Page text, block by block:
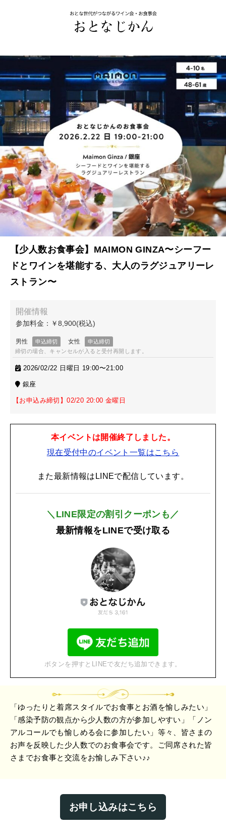
【少人数お食事会】MAIMON GINZA〜シーフー
ドとワインを堪能する、大人のラグジュアリーレ
ストラン〜
締切の場合、キャンセルが入ると受付再開します。
2026/02/22 日曜日 19:00〜21:00
銀座
【お申込み締切】02/20 20:00 金曜日
本イベントは開催終了しました。
現在受付中のイベント一覧はこちら
また最新情報はLINEで配信しています。
＼LINE限定の割引クーポンも／
最新情報をLINEで受け取る
ボタンを押すとLINEで友だち追加できます。
「ゆったりと着席スタイルでお食事とお酒を愉しみたい」
「感染予防の観点から少人数の方が参加しやすい」「ノン
アルコールでも愉しめる会に参加したい」等々、皆さまの
お声を反映した少人数でのお食事会です。ご同席された皆
さまでお食事と交流をお愉しみ下さい♪♪
お申し込みはこちら